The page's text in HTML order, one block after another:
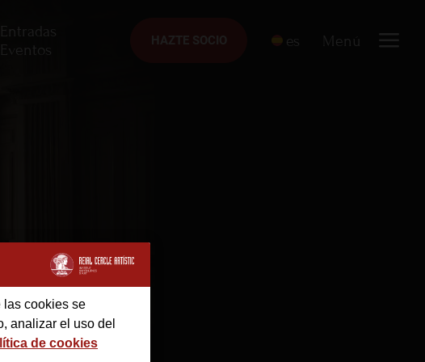
Entradas
Eventos
es Menú
HAZTE SOCIO
las cookies se
analizar el uso del
de cookies